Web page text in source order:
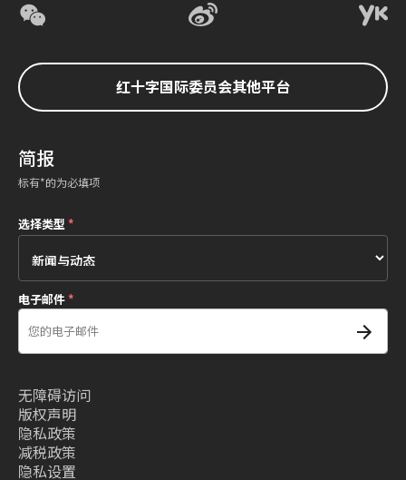
红十字国际委员会其他平台
简报
标有*的为必填项
选择类型*
电子邮件*
无障碍访问
版权声明
隐私政策
减税政策
隐私设置